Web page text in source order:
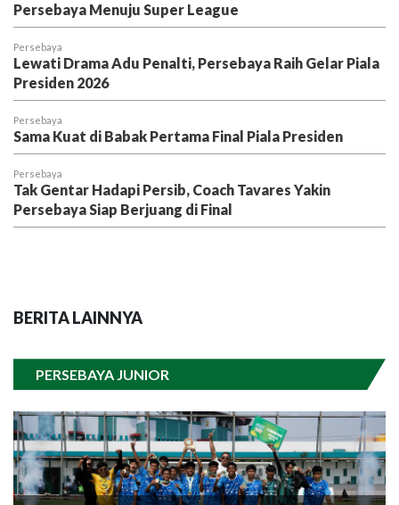
Persebaya Menuju Super League
Persebaya
Lewati Drama Adu Penalti, Persebaya Raih Gelar Piala
Presiden 2026
Persebaya
Sama Kuat di Babak Pertama Final Piala Presiden
Persebaya
Tak Gentar Hadapi Persib, Coach Tavares Yakin
Persebaya Siap Berjuang di Final
BERITA LAINNYA
PERSEBAYA JUNIOR